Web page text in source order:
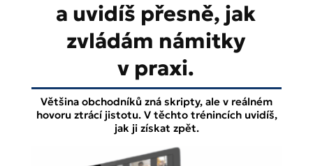
a uvidíš přesně, jak
zvládám námitky
v praxi.
Většina obchodníků zná skripty, ale v reálném
hovoru ztrácí jistotu. V těchto trénincích uvidíš,
jak ji získat zpět.